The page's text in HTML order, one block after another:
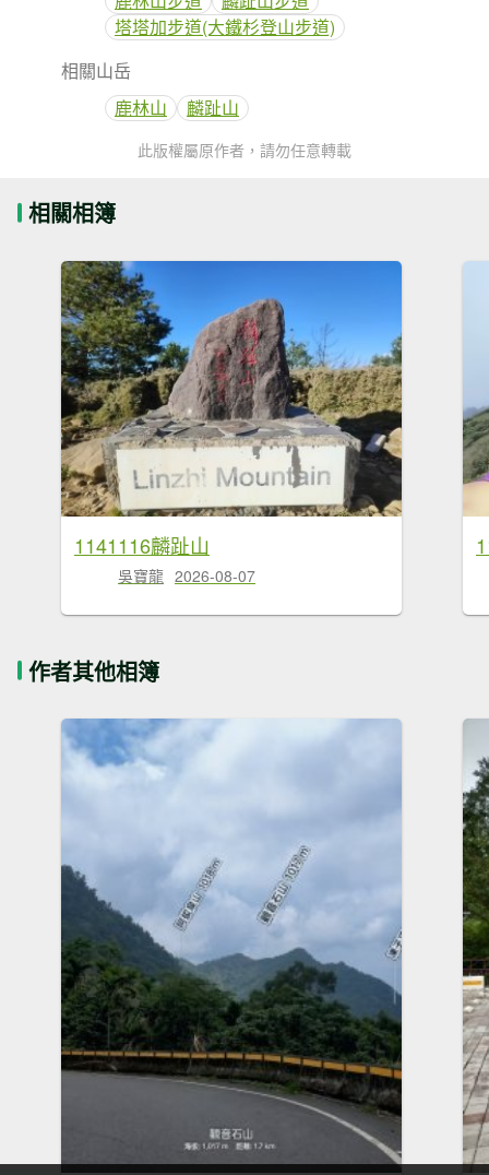
塔塔加步道(大鐵杉登山步道)
相關山岳
鹿林山
麟趾山
此版權屬原作者，請勿任意轉載
相關相簿
1141116麟趾山
吳寶龍 2026-08-07
作者其他相簿